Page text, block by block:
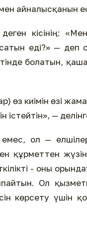
айналысқанын
кісінің:
еді?» —
болатын,
киімін өзі
істейтін», —
ол —
құрметтен
- оны
Ол
көрсету үшін